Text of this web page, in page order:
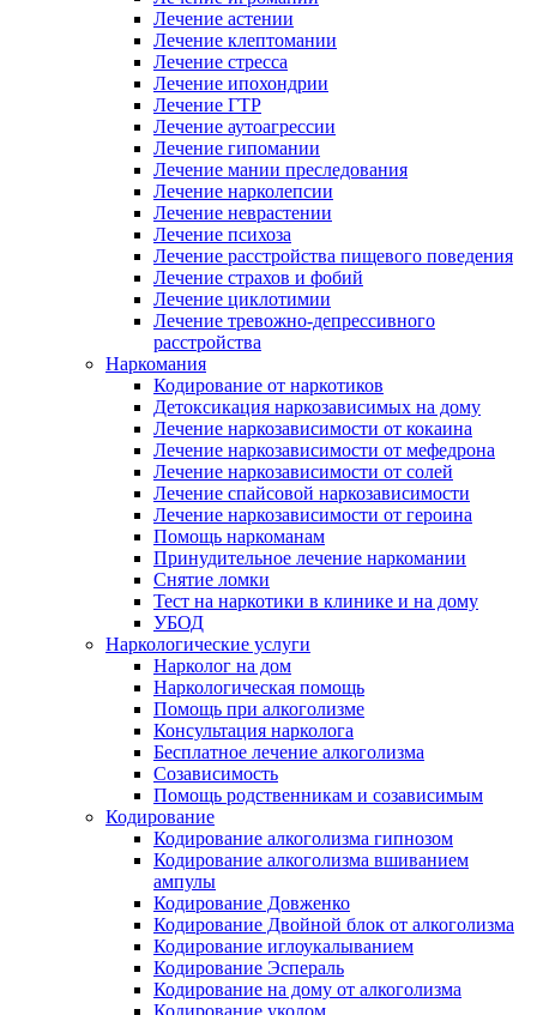
Лечение астении
Лечение клептомании
Лечение стресса
Лечение ипохондрии
Лечение ГТР
Лечение аутоагрессии
Лечение гипомании
Лечение мании преследования
Лечение нарколепсии
Лечение неврастении
Лечение психоза
Лечение расстройства пищевого поведения
Лечение страхов и фобий
Лечение циклотимии
Лечение тревожно-депрессивного
расстройства
Наркомания
Кодирование от наркотиков
Детоксикация наркозависимых на дому
Лечение наркозависимости от кокаина
Лечение наркозависимости от мефедрона
Лечение наркозависимости от солей
Лечение спайсовой наркозависимости
Лечение наркозависимости от героина
Помощь наркоманам
Принудительное лечение наркомании
Снятие ломки
Тест на наркотики в клинике и на дому
УБОД
Наркологические услуги
Нарколог на дом
Наркологическая помощь
Помощь при алкоголизме
Консультация нарколога
Бесплатное лечение алкоголизма
Созависимость
Помощь родственникам и созависимым
Кодирование
Кодирование алкоголизма гипнозом
Кодирование алкоголизма вшиванием
ампулы
Кодирование Довженко
Кодирование Двойной блок от алкоголизма
Кодирование иглоукалыванием
Кодирование Эспераль
Кодирование на дому от алкоголизма
Кодирование уколом